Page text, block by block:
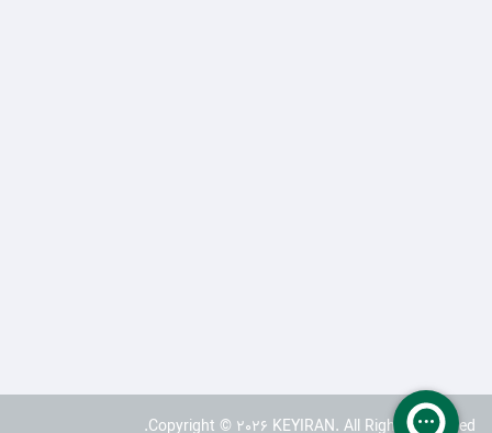
Copyright © 2026 KEYIRAN. All Rights Reserved.